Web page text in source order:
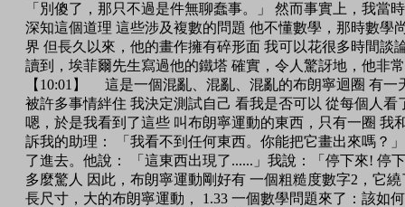
「別傻了，那只不過是件無聊蠢事。」 然而事實上，我當
深知這個道理 這些涉及複數的問題 他不懂數學，那時數學
界 但長久以來，他的畫作擁有碎形面 我可以花很多時間談
讀到，埃菲爾先生寫過他的鐵塔 確實，令人驚訝地，他非
【10:01】 這是一個混亂、混亂、混亂的布朗寧迴圈 有
被許多事情絆住 我決定測試自己 看我是否可以 從每個人
嗯，於是我看到了這些 叫布朗寧運動的東西，只有一圈 我
訴我的助理： 「我看不到任何東西。你能把它畫出來嗎？
了進去。他說： 「這東西出現了......」我說：「停下來! 停
多麼驚人 因此，布朗寧運動剛好有 一個粗糙度數字2，它
長尺寸，大的布朗寧運動， 1.33 一個數學問題來了：該如